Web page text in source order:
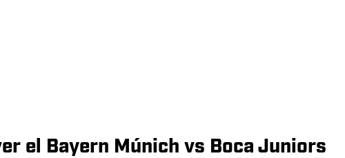
el Bayern Múnich vs Boca Juniors